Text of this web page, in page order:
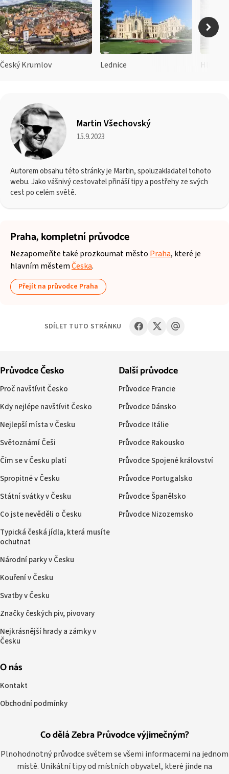
Český Krumlov Lednice
Martin Všechovský
15.9.2023
Autorem obsahu této stránky je Martin, spoluzakladatel tohoto
webu. Jako vášnivý cestovatel přináší tipy a postřehy ze svých
cest po celém světě.
Praha,kompletní průvodce
Nezapomeňte také prozkoumat město Praha, které je
hlavním městemČeska.
Přejít na průvodce Praha
SDÍLET TUTO STRÁNKU
Co dělá Zebra Průvodce výjimečným?
Plnohodnotný průvodce světem se všemi informacemi na jednom
místě. Unikátní tipy od místních obyvatel, které jinde na
Průvodce Česko
Proč navštívit Česko
Kdy nejlépe navštívit Česko
Nejlepší místa v Česku
Světoznámí Češi
Čím se v Česku platí
Spropitné v Česku
Státní svátky v Česku
Co jste nevěděli o Česku
Typická česká jídla, která musíte
ochutnat
Národní parky v Česku
Kouření v Česku
Svatby v Česku
Značky českých piv, pivovary
Nejkrásnější hrady a zámky v
Česku
Další průvodce
Průvodce Francie
Průvodce Dánsko
Průvodce Itálie
Průvodce Rakousko
Průvodce Spojené království
Průvodce Portugalsko
Průvodce Španělsko
Průvodce Nizozemsko
O nás
Kontakt
Obchodní podmínky